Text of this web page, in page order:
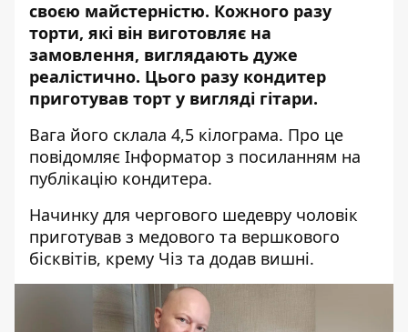
своєю майстерністю. Кожного разу
торти, які він виготовляє на
замовлення, виглядають дуже
реалістично. Цього разу кондитер
приготував торт у вигляді гітари.
Вага його склала 4,5 кілограма. Про це
повідомляє Інформатор з посиланням на
публікацію кондитера.
Начинку для чергового шедевру чоловік
приготував з медового та вершкового
бісквітів, крему Чіз та додав вишні.